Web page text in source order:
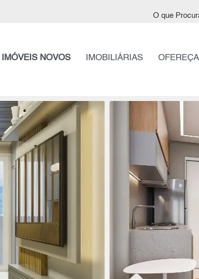
O que
IMÓVEIS NOVOS IMOBILIÁRIAS